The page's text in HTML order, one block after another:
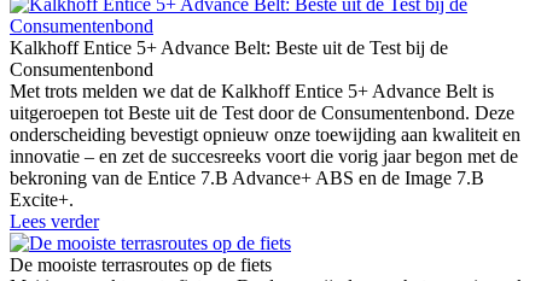
Kalkhoff Entice 5+ Advance Belt: Beste uit de Test bij de
Consumentenbond
Met trots melden we dat de Kalkhoff Entice 5+ Advance Belt is
uitgeroepen tot Beste uit de Test door de Consumentenbond. Deze
onderscheiding bevestigt opnieuw onze toewijding aan kwaliteit en
innovatie – en zet de succesreeks voort die vorig jaar begon met de
bekroning van de Entice 7.B Advance+ ABS en de Image 7.B
Excite+.
Lees verder
De mooiste terrasroutes op de fiets